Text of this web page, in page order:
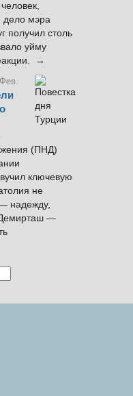
дело мэра
получил столь
уйму
→
Фев.
(ПНД)
ключевую
не
надежду,
—